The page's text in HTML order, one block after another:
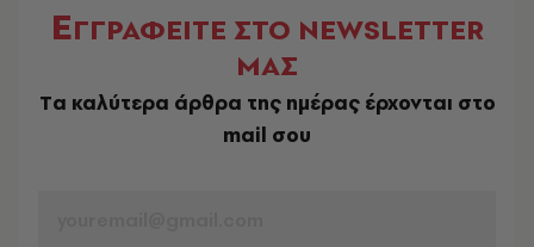
ΕΓΓΡΑΦΕΙΤΕ ΣΤΟ NEWSLETTER
ΜΑΣ
Tα καλύτερα άρθρα της ημέρας έρχονται στο
mail σου